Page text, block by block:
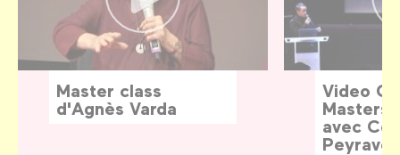
Master class
d'Agnès Varda
Video
avec